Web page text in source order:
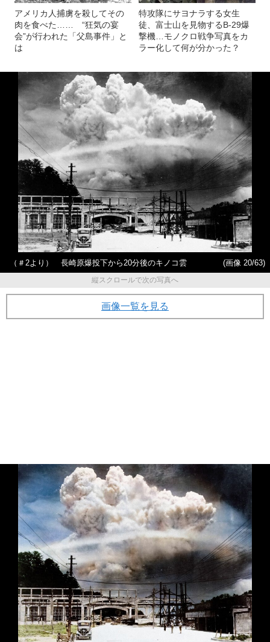
アメリカ人捕虜を殺してその
肉を食べた…… “狂気の宴
会”が行われた「父島事件」と
は
特攻隊にサヨナラする女生
徒、富士山を見物するB-29爆
撃機…モノクロ戦争写真をカ
ラー化して何が分かった？
（＃2より） 長崎原爆投下から20分後のキノコ雲
(画像 20/63)
縦スクロールで次の写真へ
画像一覧を見る